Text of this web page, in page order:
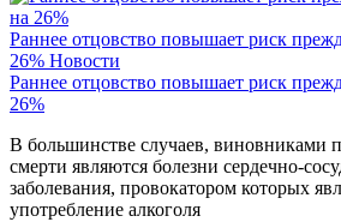
Раннее отцовство повышает риск
26% Новости
Раннее отцовство повышает риск
26%
В большинстве случаев, виновниками
смерти являются болезни сердечно-
заболевания, провокатором которых
употребление алкоголя